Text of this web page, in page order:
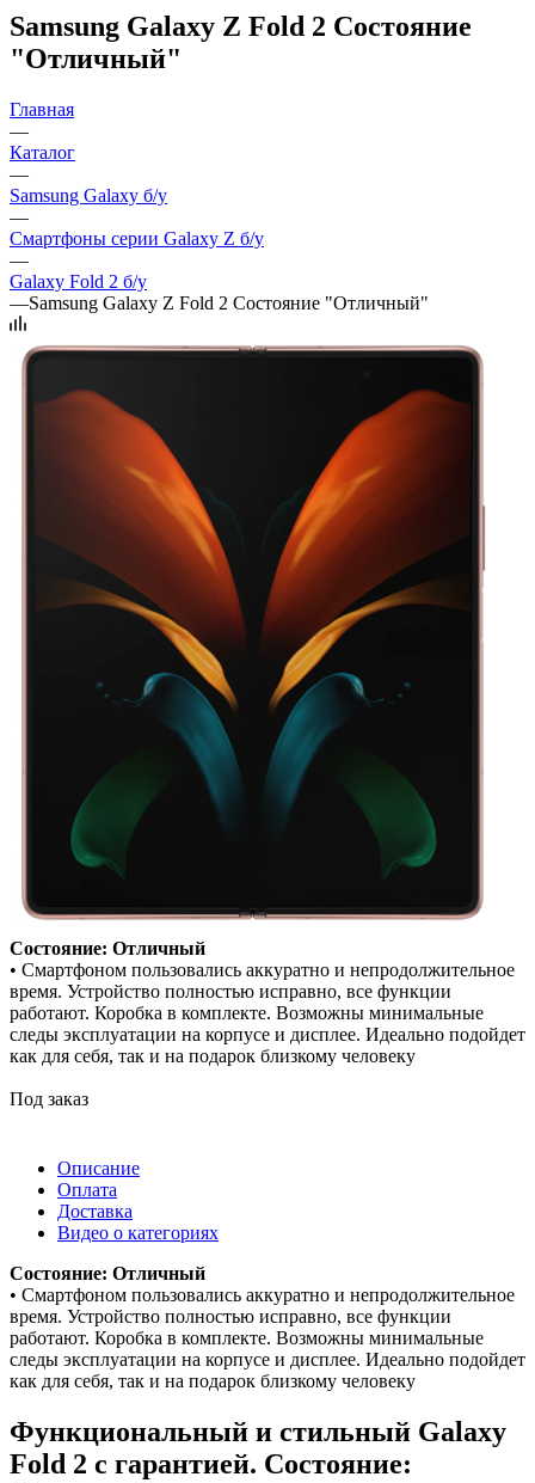
Samsung Galaxy Z Fold 2 Состояние
"Отличный"
Главная
—
Каталог
—
Samsung Galaxy б/у
—
Смартфоны серии Galaxy Z б/у
—
Galaxy Fold 2 б/у
—Samsung Galaxy Z Fold 2 Состояние "Отличный"
Состояние: Отличный
• Смартфоном пользовались аккуратно и непродолжительное
время. Устройство полностью исправно, все функции
работают. Коробка в комплекте. Возможны минимальные
следы эксплуатации на корпусе и дисплее. Идеально подойдет
как для себя, так и на подарок близкому человеку
Под заказ
Описание
Оплата
Доставка
Видео о категориях
Состояние: Отличный
• Смартфоном пользовались аккуратно и непродолжительное
время. Устройство полностью исправно, все функции
работают. Коробка в комплекте. Возможны минимальные
следы эксплуатации на корпусе и дисплее. Идеально подойдет
как для себя, так и на подарок близкому человеку
Функциональный и стильный Galaxy
Fold 2 с гарантией. Состояние: